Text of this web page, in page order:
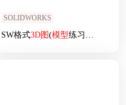
SOLIDWORKS
SW格式3D图(模型练习题)-027